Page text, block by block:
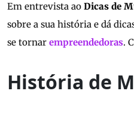
Em entrevista ao Dicas de
sobre a sua história e dá
se tornar empreendedoras.
História de